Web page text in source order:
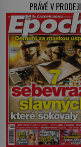
PRÁVĚ V PRODEJI